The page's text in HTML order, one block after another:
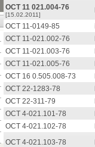
ОСТ 11 021.004-76
[15.02.2011]
ОСТ 11-0149-85
ОСТ 11-021.002-76
ОСТ 11-021.003-76
ОСТ 11-021.005-76
ОСТ 16 0.505.008-73
ОСТ 22-1283-78
ОСТ 22-311-79
ОСТ 4-021.101-78
ОСТ 4-021.102-78
ОСТ 4-021.103-78